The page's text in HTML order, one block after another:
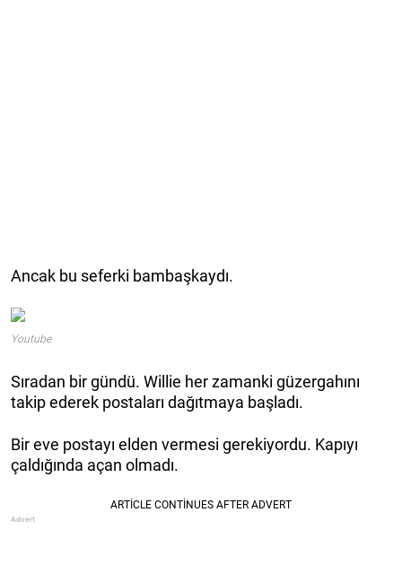
Ancak bu seferki bambaşkaydı.
Youtube
Sıradan bir gündü. Willie her zamanki güzergahını
takip ederek postaları dağıtmaya başladı.
Bir eve postayı elden vermesi gerekiyordu. Kapıyı
çaldığında açan olmadı.